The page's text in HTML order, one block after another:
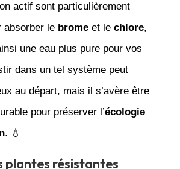
actif sont particulièrement
absorber le bromeet le chlore,
une eau plus pure pour vos
dans un tel système peut
au départ, mais il s’avère être
pour préserver l’écologie
. 💧
plantes résistantes